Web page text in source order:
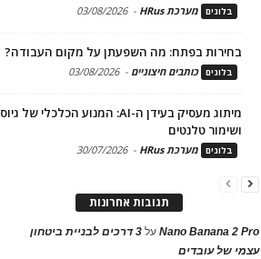
בלוגים מערכת HRus -
03/08/2026
בחירות בפתח: מה השפעתן על מקום העבודה?
בלוגים כותבים חיצוניים -
03/08/2026
מיתוג מעסיק בעידן ה-AI: המנוע הכלכלי של גיוס
ושימור טלנטים
בלוגים מערכת HRus -
30/07/2026
תגובות אחרונות
Nano Banana 2 Proעל
3 דרכים לבניית ביטחון
עצמי של עובדים